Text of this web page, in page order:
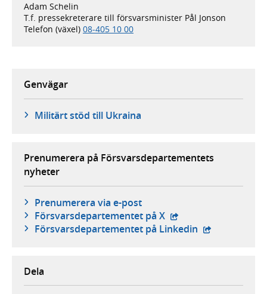
Adam Schelin
T.f. pressekreterare till försvarsminister Pål Jonson
Telefon (växel) 08-405 10 00
Genvägar
Militärt stöd till Ukraina
Prenumerera på Försvarsdepartementets
nyheter
Prenumerera via e-post
Försvars­departementet på X - extern webbplats,
Försvars­departementet på Linkedin - extern
Dela